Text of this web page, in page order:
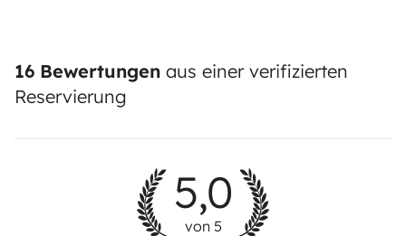
16 Bewertungen aus einer verifizierten
Reservierung
5,0
von 5